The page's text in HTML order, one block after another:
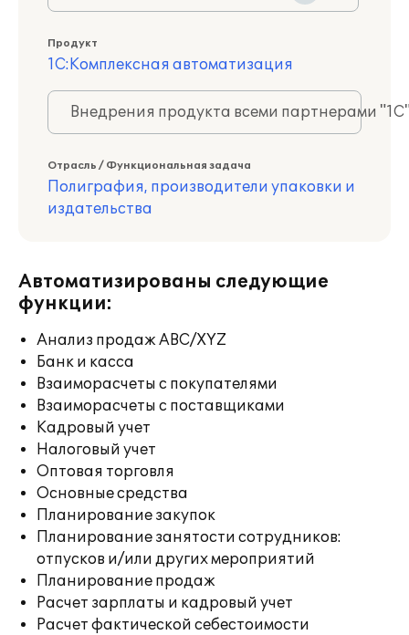
Продукт
1С:Комплексная автоматизация
Внедрения продукта всеми партнерами
Отрасль / Функциональная задача
Полиграфия, производители упаковки и
издательства
Автоматизированы следующие
функции:
Анализ продаж ABC/XYZ
Банк и касса
Взаиморасчеты с покупателями
Взаиморасчеты с поставщиками
Кадровый учет
Налоговый учет
Оптовая торговля
Основные средства
Планирование закупок
Планирование занятости сотрудников:
отпусков и/или других мероприятий
Планирование продаж
Расчет зарплаты и кадровый учет
Расчет фактической себестоимости